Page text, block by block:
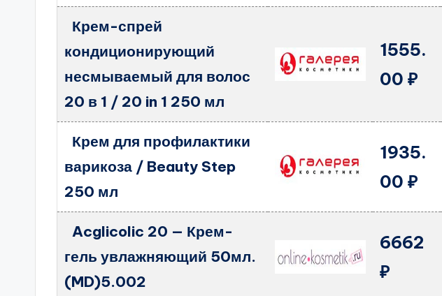
Крем-спрей
кондиционирующий
несмываемый для волос
20 в 1 / 20 in 1 250 мл
1555.
00 ₽
Крем для профилактики
варикоза / Beauty Step
250 мл
1935.
00 ₽
Acglicolic 20 — Крем-
гель увлажняющий 50мл.
(MD)5.002
6662
₽